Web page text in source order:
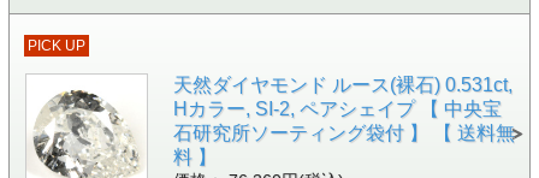
PICK UP
天然ダイヤモンド ルース(裸石) 0.531ct,
Hカラー, SI-2, ペアシェイプ 【 中央宝
石研究所ソーティング袋付 】 【 送料無
料 】